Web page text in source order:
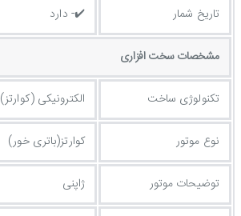
تاریخ شمار ✔️- دارد
مشخصات سخت افزاری
تکنولوژی ساخت الکترونیکی (کوارتز)
نوع موتور کوارتز(باتری خور)
توضیحات موتور ژاپنی